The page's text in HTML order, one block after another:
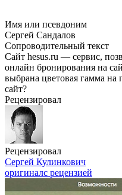
Имя или псевдоним
Сергей Сандалов
Сопроводительный текст
Сайт hesus.ru — сервис,
онлайн бронирования на
выбрана цветовая гамма на
сайт?
Рецензировал
Рецензировал
Сергей Кулинкович
оригиналс рецензией